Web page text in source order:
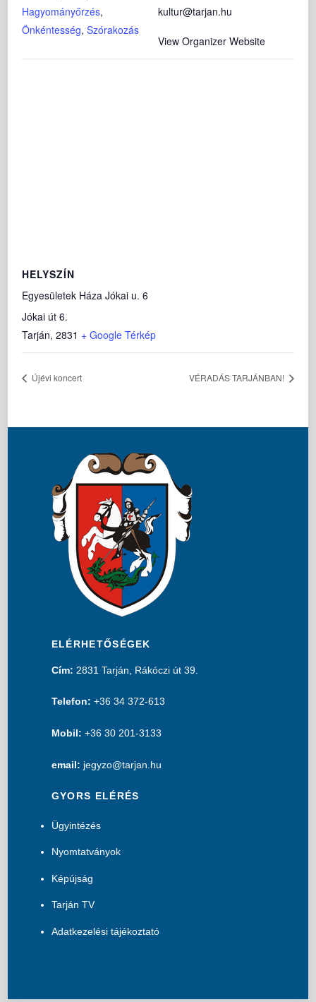
Hagyományőrzés,
Önkéntesség,Szórakozás
kultur@tarjan.hu
View Organizer Website
HELYSZÍN
Egyesületek Háza Jókai u. 6
Jókai út 6.
Tarján, 2831 + Google Térkép
Újévi koncert VÉRADÁS TARJÁNBAN!
ELÉRHETŐSÉGEK
Cím: 2831 Tarján, Rákóczi út 39.
Telefon: +36 34 372-613
Mobil: +36 30 201-3133
email: jegyzo@tarjan.hu
GYORS ELÉRÉS
Ügyintézés
Nyomtatványok
Képújság
Tarján TV
Adatkezelési tájékoztató